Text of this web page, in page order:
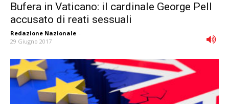
Bufera in Vaticano: il cardinale George Pell
accusato di reati sessuali
Redazione Nazionale -
29 Giugno 2017